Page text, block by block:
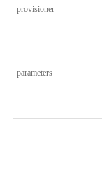
provisioner
parameters